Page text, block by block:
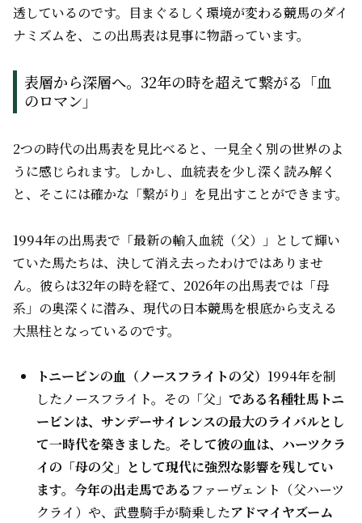
透しているのです。目まぐるしく環境が変わる競馬のダイ
ナミズムを、この出馬表は見事に物語っています。
表層から深層へ。32年の時を超えて繋がる「血
のロマン」
2つの時代の出馬表を見比べると、一見全く別の世界のよ
うに感じられます。しかし、血統表を少し深く読み解く
と、そこには確かな「繋がり」を見出すことができます。
1994年の出馬表で「最新の輸入血統（父）」として輝い
ていた馬たちは、決して消え去ったわけではありませ
ん。彼らは32年の時を経て、2026年の出馬表では「母
系」の奥深くに潜み、現代の日本競馬を根底から支える
大黒柱となっているのです。
トニービンの血（ノースフライトの父）1994年を制
したノースフライト。その「父」である名種牡馬トニ
ービンは、サンデーサイレンスの最大のライバルとし
て一時代を築きました。そして彼の血は、ハーツクラ
イの「母の父」として現代に強烈な影響を残してい
ます。今年の出走馬である ファーヴェント（父ハーツ
クライ）や、武豊騎手が騎乗したアドマイヤズーム